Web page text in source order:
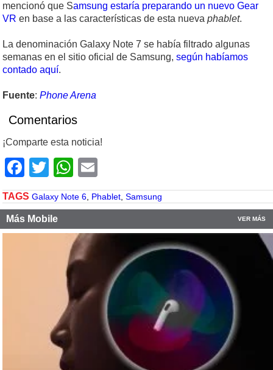
mencionó que Samsung estaría preparando un nuevo Gear
VR en base a las características de esta nueva phablet.
La denominación Galaxy Note 7 se había filtrado algunas
semanas en el sitio oficial de Samsung, según habíamos
contado aquí.
Fuente: Phone Arena
Comentarios
¡Comparte esta noticia!
Facebook
TwitterWhatsApp
TAGS Galaxy Note 6, Phablet, Samsung
Más Mobile VER MÁS